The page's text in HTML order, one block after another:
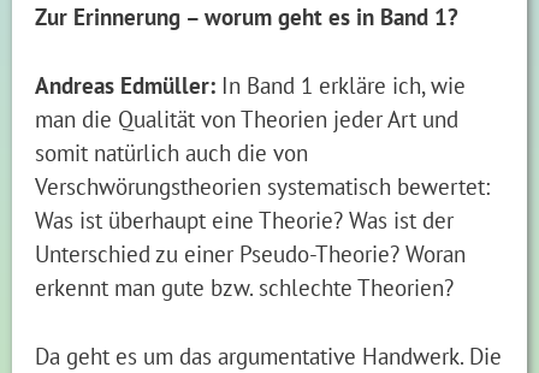
Zur Erinnerung – worum geht es in Band 1?
Andreas Edmüller: In Band 1 erkläre ich, wie
man die Qualität von Theorien jeder Art und
somit natürlich auch die von
Verschwörungstheorien systematisch bewertet:
Was ist überhaupt eine Theorie? Was ist der
Unterschied zu einer Pseudo-Theorie? Woran
erkennt man gute bzw. schlechte Theorien?
Da geht es um das argumentative Handwerk. Die